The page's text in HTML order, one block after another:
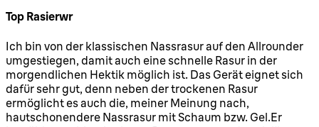
Top Rasierwr
5 Sterne von maximal 5
Ich bin von der klassischen Nassrasur auf den Allrounder
umgestiegen, damit auch eine schnelle Rasur in der
morgendlichen Hektik möglich ist. Das Gerät eignet sich
dafür sehr gut, denn neben der trockenen Rasur
ermöglicht es auch die, meiner Meinung nach,
hautschonendere Nassrasur mit Schaum bzw. Gel.Er